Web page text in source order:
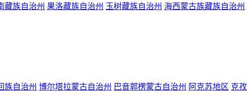
藏族自治州 果洛藏族自治州 玉树藏族自治州 海西蒙古族藏族自治州
族自治州 博尔塔拉蒙古自治州 巴音郭楞蒙古自治州 阿克苏地区 克